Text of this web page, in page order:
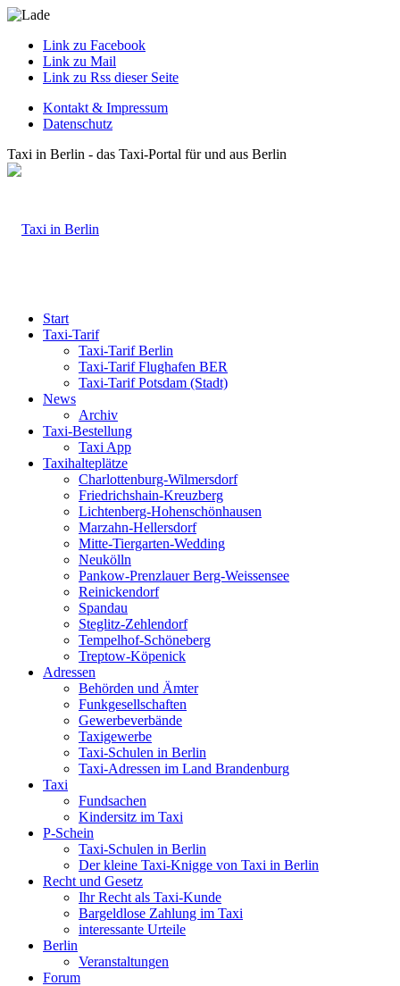
Link zu Facebook
Link zu Mail
Link zu Rss dieser Seite
Kontakt & Impressum
Datenschutz
Taxi in Berlin - das Taxi-Portal für und aus Berlin
Start
Taxi-Tarif
Taxi-Tarif Berlin
Taxi-Tarif Flughafen BER
Taxi-Tarif Potsdam (Stadt)
News
Archiv
Taxi-Bestellung
Taxi App
Taxihalteplätze
Charlottenburg-Wilmersdorf
Friedrichshain-Kreuzberg
Lichtenberg-Hohenschönhausen
Marzahn-Hellersdorf
Mitte-Tiergarten-Wedding
Neukölln
Pankow-Prenzlauer Berg-Weissensee
Reinickendorf
Spandau
Steglitz-Zehlendorf
Tempelhof-Schöneberg
Treptow-Köpenick
Adressen
Behörden und Ämter
Funkgesellschaften
Gewerbeverbände
Taxigewerbe
Taxi-Schulen in Berlin
Taxi-Adressen im Land Brandenburg
Taxi
Fundsachen
Kindersitz im Taxi
P-Schein
Taxi-Schulen in Berlin
Der kleine Taxi-Knigge von Taxi in Berlin
Recht und Gesetz
Ihr Recht als Taxi-Kunde
Bargeldlose Zahlung im Taxi
interessante Urteile
Berlin
Veranstaltungen
Forum